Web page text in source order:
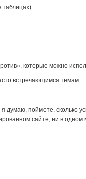
таблицах)
которые можно
встречающимся темам.
думаю, поймете, сколько
сайте, ни в одном